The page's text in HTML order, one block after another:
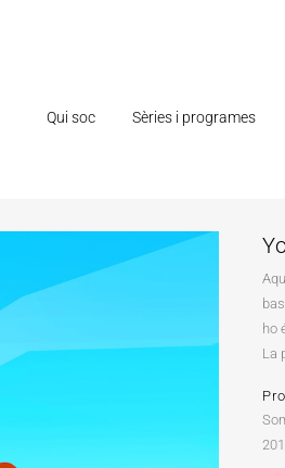
Qui soc Sèries i programes
ho
La